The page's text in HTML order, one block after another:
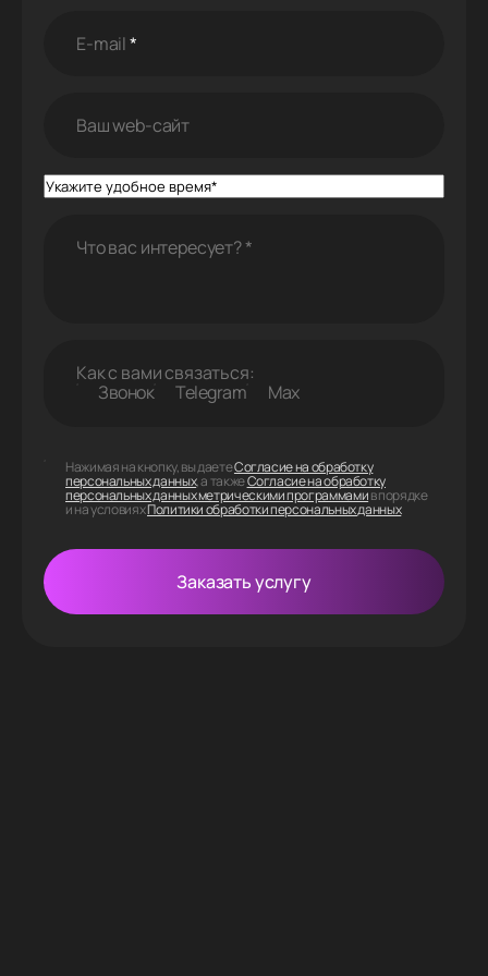
E-mail*
Ваш web-cайт
Что вас интересует?*
Как с вами связаться:
Звонок
Telegram Max
Нажимая на кнопку, вы даетеСогласие на обработку
персональных данных, а такжеСогласие на обработку
персональных данных метрическими программамив порядке
и на условияхПолитики обработки персональных данных
Заказать услугу